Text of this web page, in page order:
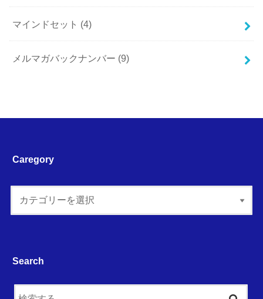
マインドセット (4)
メルマガバックナンバー (9)
Caregory
Search